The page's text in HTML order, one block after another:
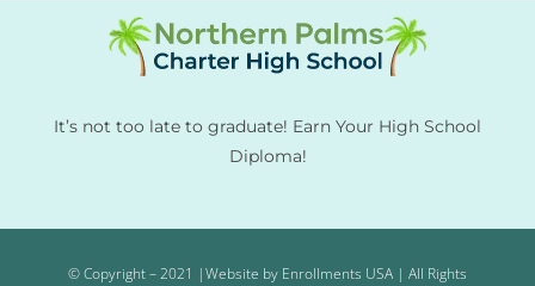
It’s not too late to graduate! Earn Your High School
Diploma!
© Copyright – 2021 |Website by Enrollments USA | All Rights